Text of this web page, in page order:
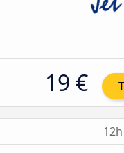
19 €